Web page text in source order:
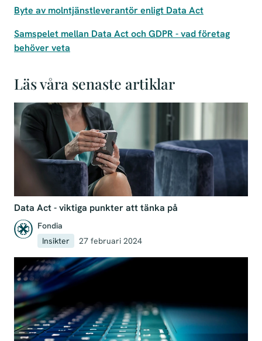
Byte av molntjänstleverantör enligt Data Act
Samspelet mellan Data Act och GDPR - vad företag
behöver veta
Läs våra senaste artiklar
Data Act - viktiga punkter att tänka på
Fondia
Insikter
27 februari 2024